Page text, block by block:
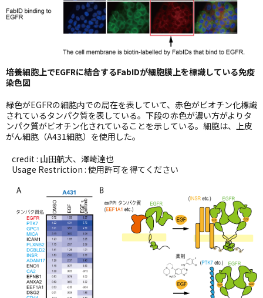
培養細胞上でEGFRに結合するFabIDが細胞膜上を標識している免疫
染色図
緑色がEGFRの細胞内での局在を表していて、赤色がビオチン化標識
されているタンパク質を表している。下段の赤色が濃い方がよりタ
ンパク質がビオチン化されていることを示している。細胞は、上皮
がん細胞（A431細胞）を使用した。
credit : 山田航大、澤崎達也
Usage Restriction : 使用許可を得てください